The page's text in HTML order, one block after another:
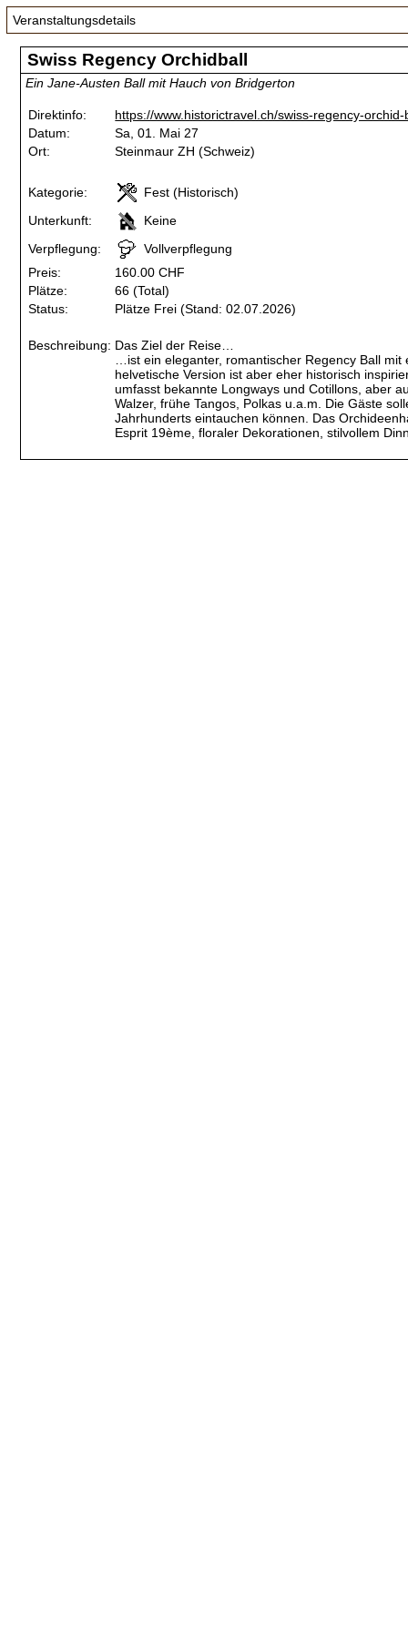
Veranstaltungsdetails
Swiss Regency Orchidball
Ein Jane-Austen Ball mit Hauch von Bridgerton
Direktinfo:
https://www.historictravel.ch/swiss-regency-orchid-
Datum:
Sa, 01. Mai 27
Ort:
Steinmaur ZH (Schweiz)
Kategorie:
Fest (Historisch)
Unterkunft:
Keine
Verpflegung:
Vollverpflegung
Preis:
160.00 CHF
Plätze:
66 (Total)
Status:
Plätze Frei (Stand: 02.07.2026)
Beschreibung: Das Ziel der Reise…
…ist ein eleganter, romantischer Regency Ball
helvetische Version ist aber eher historisch
umfasst bekannte Longways und Cotillons, aber
Walzer, frühe Tangos, Polkas u.a.m. Die Gäste
Jahrhunderts eintauchen können. Das
Esprit 19ème, floraler Dekorationen, stilvollem